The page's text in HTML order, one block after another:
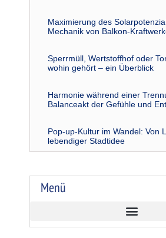
Maximierung des
Mechanik von Balkon-
Sperrmüll, Wertstoffhof oder
wohin gehört – ein Überblick
Harmonie während einer
Balanceakt der Gefühle und
Pop-up-Kultur im Wandel: Von
lebendiger Stadtidee
Menü